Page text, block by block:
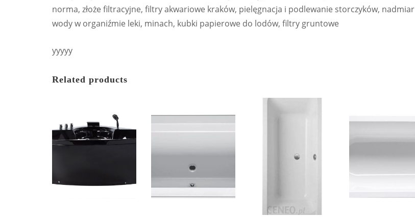
norma, złoże filtracyjne, filtry akwariowe kraków, pielęgnacja i podlewanie storczyków, nadmiar
wody w organiźmie leki, minach, kubki papierowe do lodów, filtry gruntowe
yyyyy
Related products